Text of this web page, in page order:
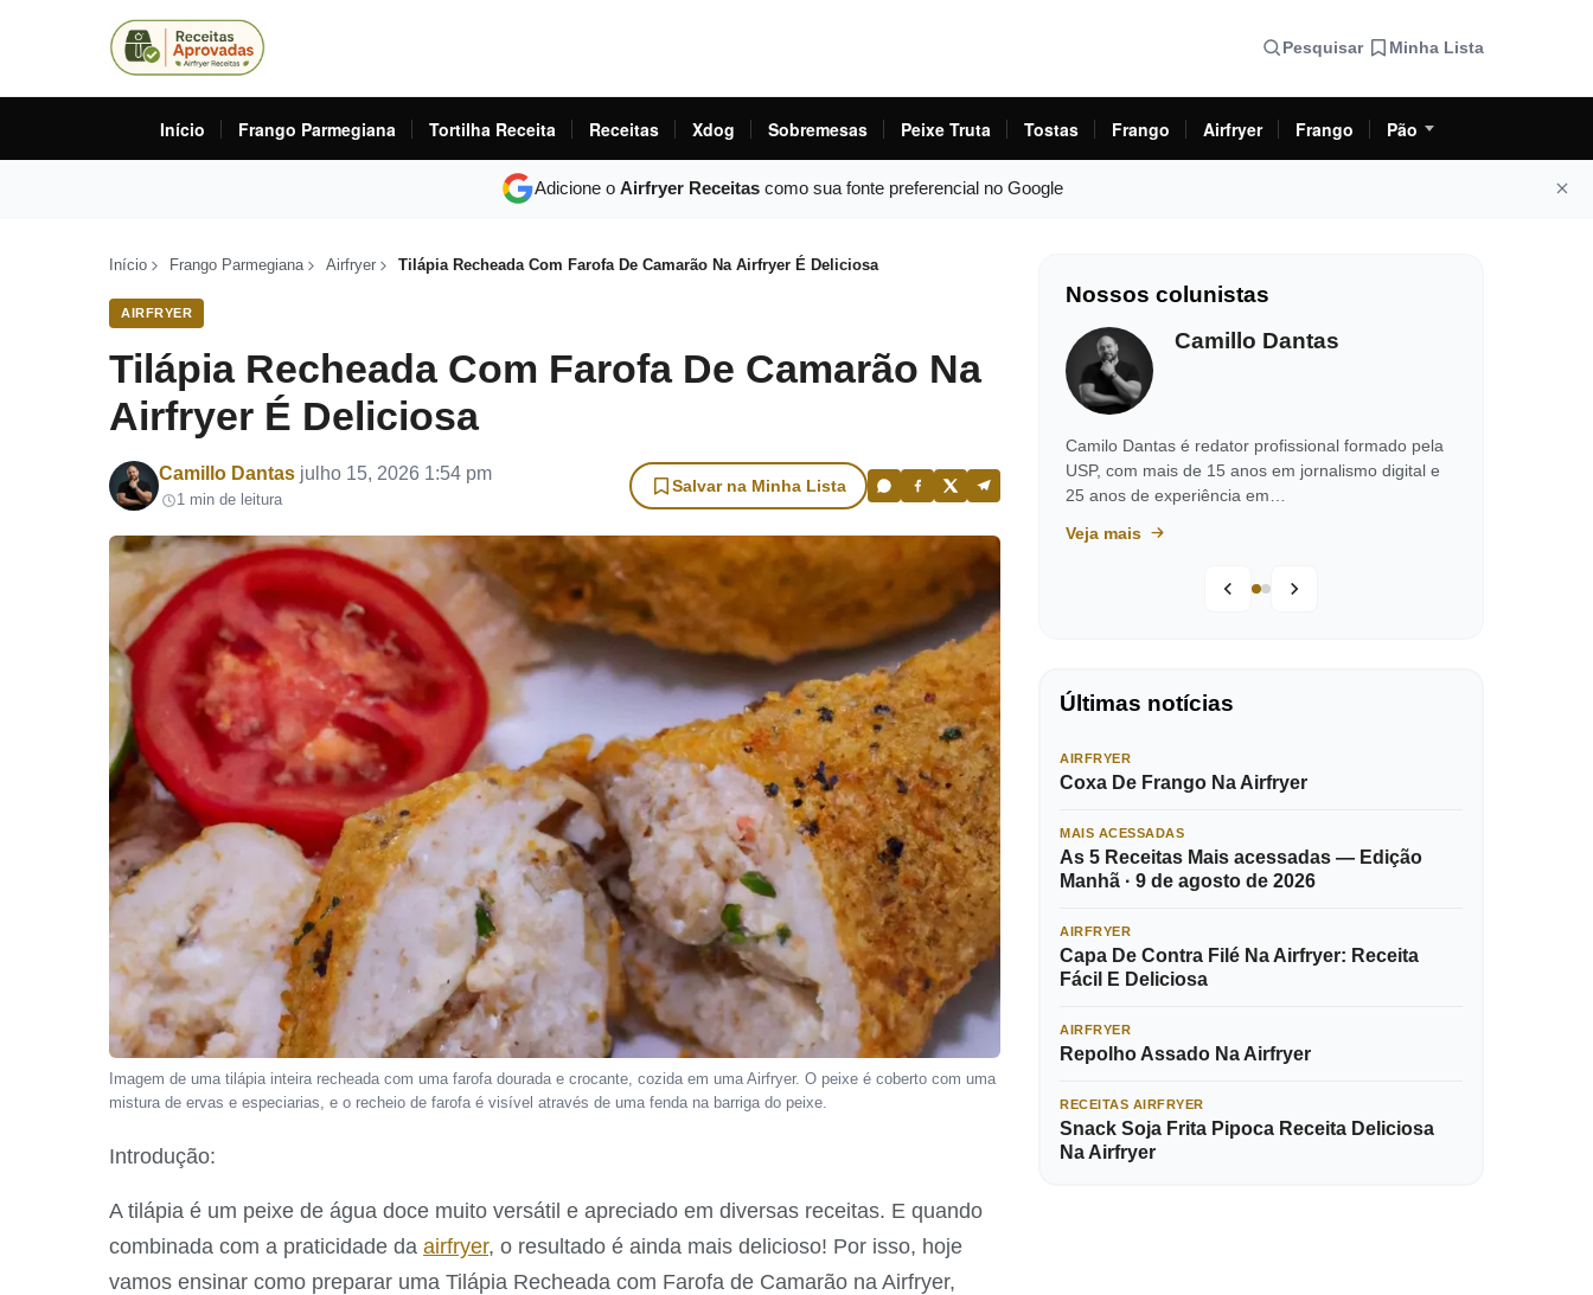
Pesquisar Minha Lista
Início Frango Parmegiana Tortilha Receita Receitas Xdog Sobremesas Peixe Truta Tostas Frango Airfryer Frango Pão
Adicione o Airfryer Receitas como sua fonte preferencial no Google
Início Frango Parmegiana Airfryer Tilápia Recheada Com Farofa De Camarão Na Airfryer É Deliciosa
AIRFRYER
Tilápia Recheada Com Farofa De Camarão Na
Airfryer É Deliciosa
Por
Camillo Dantas julho 15, 2026 1:54 pm
1 min de leitura
Salvar na Minha Lista
Imagem de uma tilápia inteira recheada com uma farofa dourada e crocante, cozida em uma Airfryer. O peixe é coberto com uma
mistura de ervas e especiarias, e o recheio de farofa é visível através de uma fenda na barriga do peixe.
Introdução:
A tilápia é um peixe de água doce muito versátil e apreciado em diversas receitas. E quando
combinada com a praticidade da airfryer, o resultado é ainda mais delicioso! Por isso, hoje
vamos ensinar como preparar uma Tilápia Recheada com Farofa de Camarão na Airfryer,
Nossos colunistas
Camillo Dantas
Camilo Dantas é redator profissional formado pela
USP, com mais de 15 anos em jornalismo digital e
25 anos de experiência em…
Veja mais
Últimas notícias
AIRFRYER
Coxa De Frango Na Airfryer
MAIS ACESSADAS
As 5 Receitas Mais acessadas — Edição
Manhã · 9 de agosto de 2026
AIRFRYER
Capa De Contra Filé Na Airfryer: Receita
Fácil E Deliciosa
AIRFRYER
Repolho Assado Na Airfryer
RECEITAS AIRFRYER
Snack Soja Frita Pipoca Receita Deliciosa
Na Airfryer